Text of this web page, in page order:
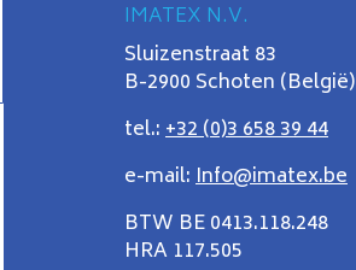
IMATEX N.V.
Sluizenstraat 83
B-2900 Schoten (België)
tel.:+32 (0)3 658 39 44
e-mail:Info@imatex.be
BTW BE 0413.118.248
HRA 117.505